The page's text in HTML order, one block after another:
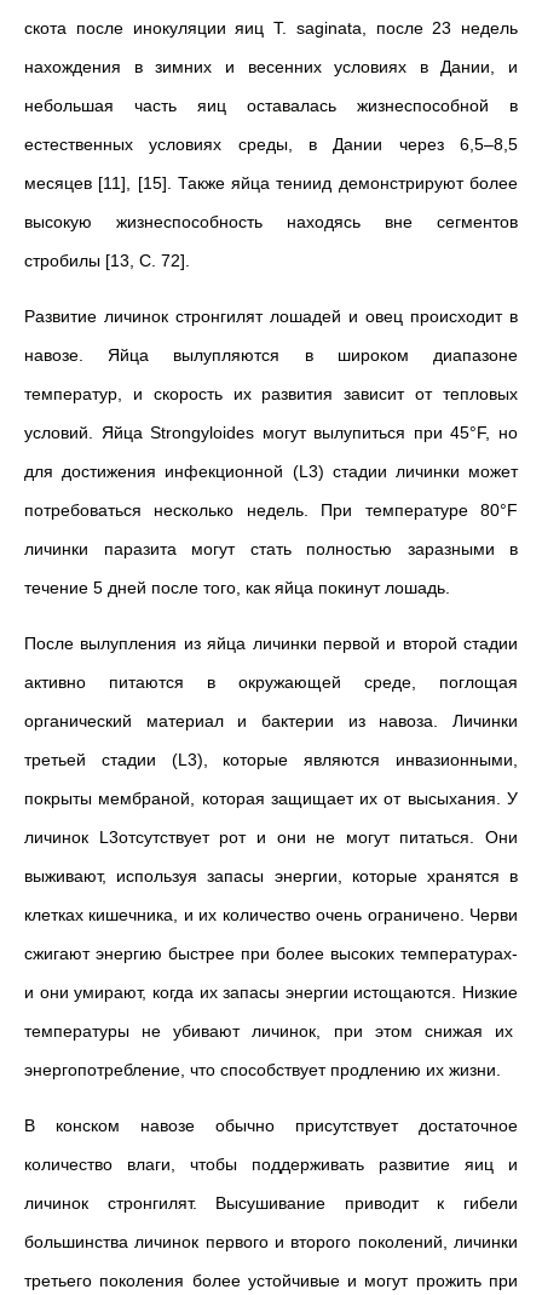
скота после инокуляции яиц T. saginata, после 23 недель
нахождения в зимних и весенних условиях в Дании, и
небольшая часть яиц оставалась жизнеспособной в
естественных условиях среды, в Дании через 6,5–8,5
месяцев [11], [15]. Также яйца тениид демонстрируют более
высокую жизнеспособность находясь вне сегментов
стробилы [13, С. 72].
Развитие личинок стронгилят лошадей и овец происходит в
навозе. Яйца вылупляются в широком диапазоне
температур, и скорость их развития зависит от тепловых
условий. Яйца Strongyloides могут вылупиться при 45°F, но
для достижения инфекционной (L3) стадии личинки может
потребоваться несколько недель. При температуре 80°F
личинки паразита могут стать полностью заразными в
течение 5 дней после того, как яйца покинут лошадь.
После вылупления из яйца личинки первой и второй стадии
активно питаются в окружающей среде, поглощая
органический материал и бактерии из навоза. Личинки
третьей стадии (L3), которые являются инвазионными,
покрыты мембраной, которая защищает их от высыхания. У
личинок L3отсутствует рот и они не могут питаться. Они
выживают, используя запасы энергии, которые хранятся в
клетках кишечника, и их количество очень ограничено. Черви
сжигают энергию быстрее при более высоких температурах-
и они умирают, когда их запасы энергии истощаются. Низкие
температуры не убивают личинок, при этом снижая их
энергопотребление, что способствует продлению их жизни.
В конском навозе обычно присутствует достаточное
количество влаги, чтобы поддерживать развитие яиц и
личинок стронгилят. Высушивание приводит к гибели
большинства личинок первого и второго поколений, личинки
третьего поколения более устойчивые и могут прожить при